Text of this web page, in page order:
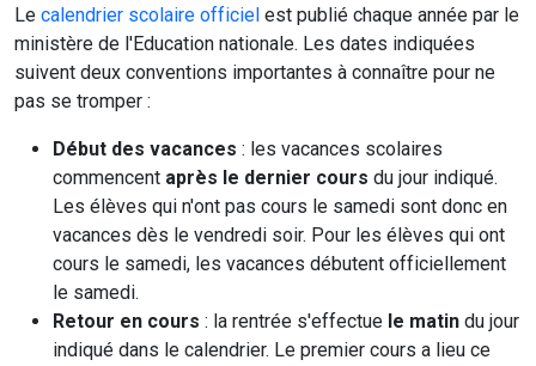
Le calendrier scolaire officiel est publié chaque année par le
ministère de l'Education nationale. Les dates indiquées
suivent deux conventions importantes à connaître pour ne
pas se tromper :
Début des vacances : les vacances scolaires
commencent après le dernier cours du jour indiqué.
Les élèves qui n'ont pas cours le samedi sont donc en
vacances dès le vendredi soir. Pour les élèves qui ont
cours le samedi, les vacances débutent officiellement
le samedi.
Retour en cours : la rentrée s'effectue le matin du jour
indiqué dans le calendrier. Le premier cours a lieu ce